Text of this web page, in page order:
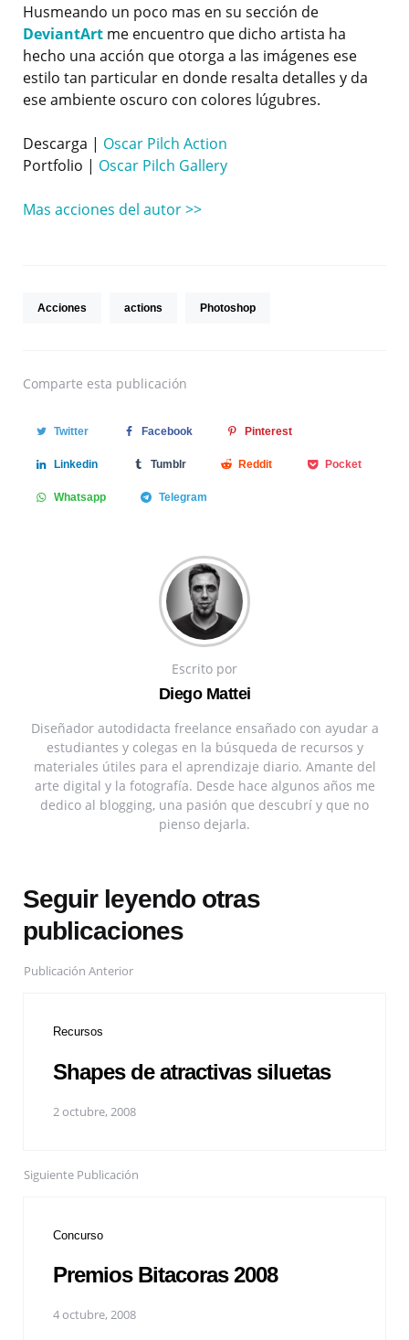
Husmeando un poco mas en su sección de
DeviantArt me encuentro que dicho artista ha
hecho una acción que otorga a las imágenes ese
estilo tan particular en donde resalta detalles y da
ese ambiente oscuro con colores lúgubres.
Descarga | Oscar Pilch Action
Portfolio | Oscar Pilch Gallery
Mas acciones del autor >>
Acciones actions Photoshop
Comparte esta publicación
Twitter Facebook Pinterest
Linkedin Tumblr Reddit Pocket
Whatsapp Telegram
Escrito por
Diego Mattei
Diseñador autodidacta freelance ensañado con ayudar a
estudiantes y colegas en la búsqueda de recursos y
materiales útiles para el aprendizaje diario. Amante del
arte digital y la fotografía. Desde hace algunos años me
dedico al blogging, una pasión que descubrí y que no
pienso dejarla.
Seguir leyendo otras
publicaciones
Publicación Anterior
Recursos
Shapes de atractivas siluetas
2 octubre, 2008
Siguiente Publicación
Concurso
Premios Bitacoras 2008
4 octubre, 2008